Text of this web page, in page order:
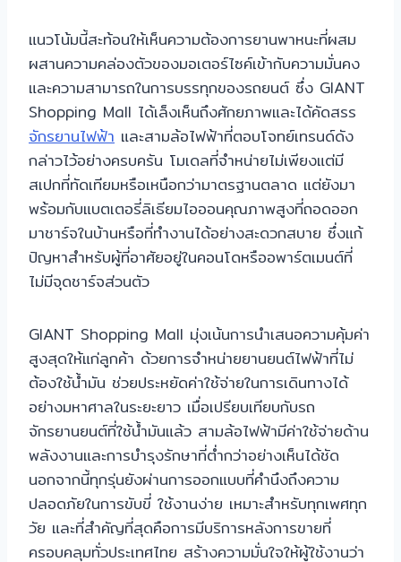
แนวโน้มนี้สะท้อนให้เห็นความต้องการยานพาหนะที่ผสม
ผสานความคล่องตัวของมอเตอร์ไซค์เข้ากับความมั่นคง
และความสามารถในการบรรทุกของรถยนต์ ซึ่ง GIANT
Shopping Mall ได้เล็งเห็นถึงศักยภาพและได้คัดสรร
จักรยานไฟฟ้า และสามล้อไฟฟ้าที่ตอบโจทย์เทรนด์ดัง
กล่าวไว้อย่างครบครัน โมเดลที่จำหน่ายไม่เพียงแต่มี
สเปกที่ทัดเทียมหรือเหนือกว่ามาตรฐานตลาด แต่ยังมา
พร้อมกับแบตเตอรี่ลิเธียมไอออนคุณภาพสูงที่ถอดออก
มาชาร์จในบ้านหรือที่ทำงานได้อย่างสะดวกสบาย ซึ่งแก้
ปัญหาสำหรับผู้ที่อาศัยอยู่ในคอนโดหรืออพาร์ตเมนต์ที่
ไม่มีจุดชาร์จส่วนตัว
GIANT Shopping Mall มุ่งเน้นการนำเสนอความคุ้มค่า
สูงสุดให้แก่ลูกค้า ด้วยการจำหน่ายยานยนต์ไฟฟ้าที่ไม่
ต้องใช้น้ำมัน ช่วยประหยัดค่าใช้จ่ายในการเดินทางได้
อย่างมหาศาลในระยะยาว เมื่อเปรียบเทียบกับรถ
จักรยานยนต์ที่ใช้น้ำมันแล้ว สามล้อไฟฟ้ามีค่าใช้จ่ายด้าน
พลังงานและการบำรุงรักษาที่ต่ำกว่าอย่างเห็นได้ชัด
นอกจากนี้ทุกรุ่นยังผ่านการออกแบบที่คำนึงถึงความ
ปลอดภัยในการขับขี่ ใช้งานง่าย เหมาะสำหรับทุกเพศทุก
วัย และที่สำคัญที่สุดคือการมีบริการหลังการขายที่
ครอบคลุมทั่วประเทศไทย สร้างความมั่นใจให้ผู้ใช้งานว่า